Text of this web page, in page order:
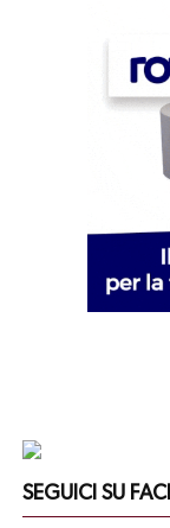
SEGUICI SU